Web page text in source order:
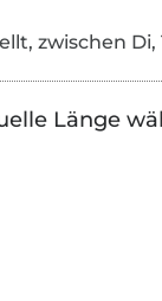
zwischen Di,
Länge